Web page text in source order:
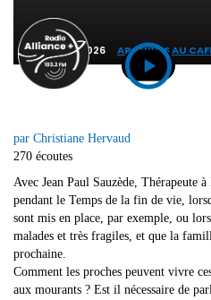
24 FÉVRIER 2026 ARCHIVES AU
par Christiane Hervaud
270 écoutes
Avec Jean Paul Sauzède, Thérapeute
pendant le Temps de la fin de vie,
sont mis en place, par exemple, ou
malades et très fragiles, et que la
prochaine.
Comment les proches peuvent vivre
aux mourants ? Est il nécessaire de